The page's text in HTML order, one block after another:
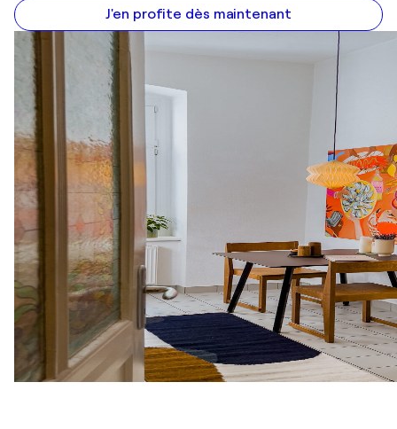
J'en profite dès maintenant